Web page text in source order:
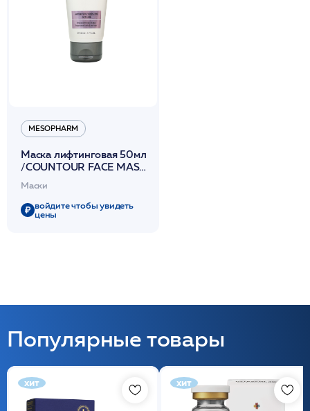
MESOPHARM
Маска лифтинговая 50мл
/COUNTOUR FACE MASK
Маски
войдите чтобы увидеть
цены
Популярные товары
хит хит